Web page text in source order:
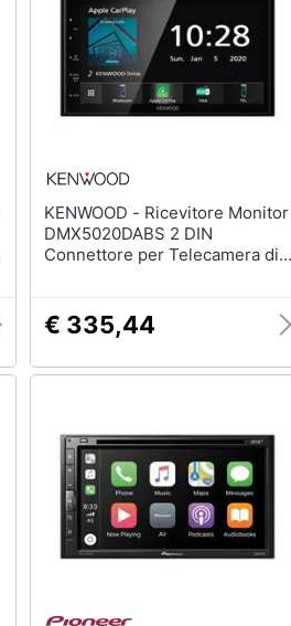
KENWOOD - Ricevitore Monitor
DMX5020DABS 2 DIN
Connettore per Telecamera di
€ 335,44